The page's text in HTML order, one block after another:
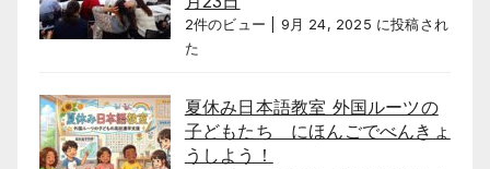
2件のビュー
9月 24, 2025 に投稿され
た
夏休み日本語教室 外国ルーツの
子どもたち にほんごでべんきょ
うしよう！